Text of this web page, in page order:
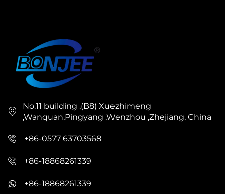
No.11 building ,(B8) Xuezhimeng
,Wanquan,Pingyang ,Wenzhou ,Zhejiang, China
+86-0577 63703568
+86-18868261339
+86-18868261339